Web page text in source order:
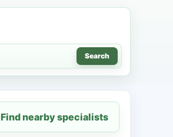
Search
Find nearby specialists